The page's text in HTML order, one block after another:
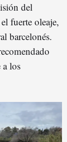
del
fuerte oleaje,
barcelonés.
a los